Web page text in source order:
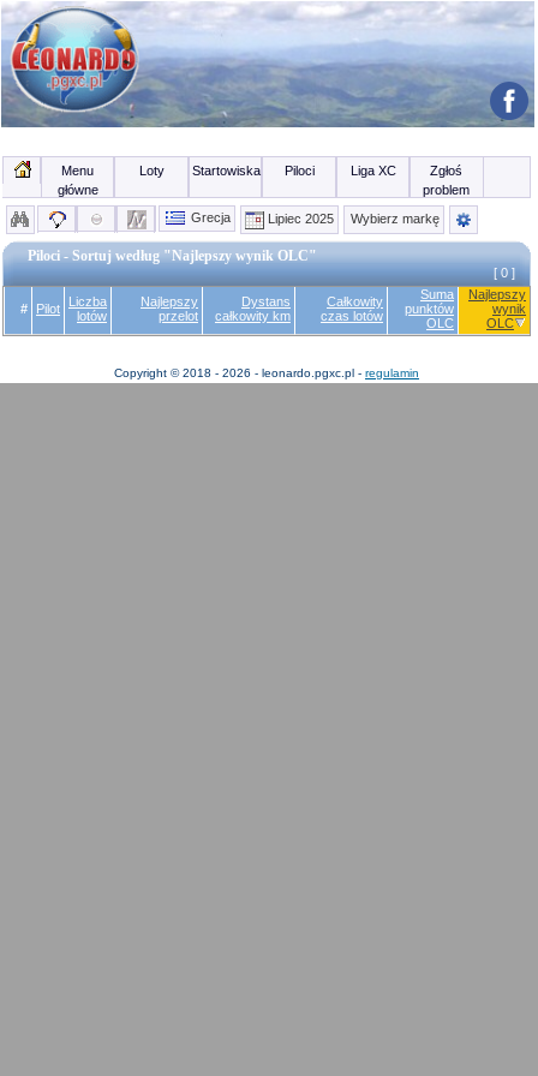
Menu
główne
Loty Startowiska Piloci Liga XC
Zgłoś
problem
Grecja
Lipiec 2025 Wybierz markę
Piloci - Sortuj według "Najlepszy wynik OLC"
[ 0 ]
# Pilot
Liczba
lotów
Najlepszy
przelot
Dystans
całkowity km
Całkowity
czas lotów
Suma
punktów
OLC
Najlepszy
wynik
OLC
Copyright © 2018 - 2026 - leonardo.pgxc.pl - regulamin